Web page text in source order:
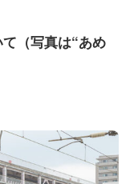
（写真は“あめ